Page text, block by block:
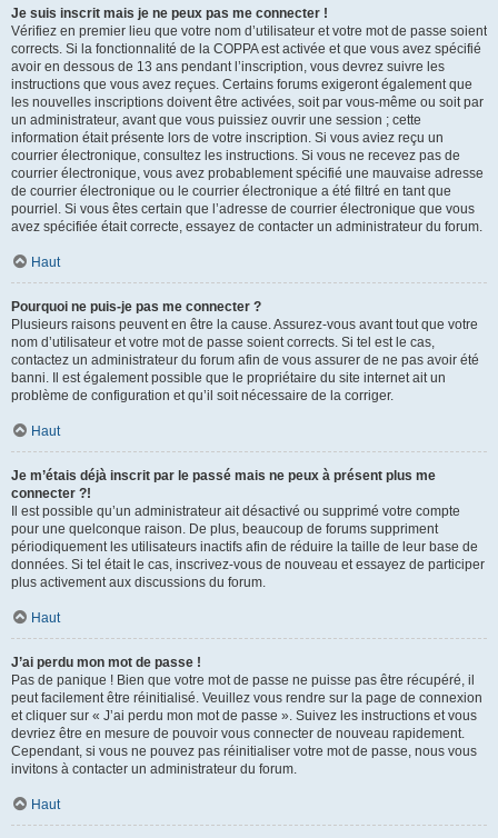
Je suis inscrit mais je ne peux pas me connecter !
Vérifiez en premier lieu que votre nom d’utilisateur et votre mot de passe soient
corrects. Si la fonctionnalité de la COPPA est activée et que vous avez spécifié
avoir en dessous de 13 ans pendant l’inscription, vous devrez suivre les
instructions que vous avez reçues. Certains forums exigeront également que
les nouvelles inscriptions doivent être activées, soit par vous-même ou soit par
un administrateur, avant que vous puissiez ouvrir une session ; cette
information était présente lors de votre inscription. Si vous aviez reçu un
courrier électronique, consultez les instructions. Si vous ne recevez pas de
courrier électronique, vous avez probablement spécifié une mauvaise adresse
de courrier électronique ou le courrier électronique a été filtré en tant que
pourriel. Si vous êtes certain que l’adresse de courrier électronique que vous
avez spécifiée était correcte, essayez de contacter un administrateur du forum.
Haut
Pourquoi ne puis-je pas me connecter ?
Plusieurs raisons peuvent en être la cause. Assurez-vous avant tout que votre
nom d’utilisateur et votre mot de passe soient corrects. Si tel est le cas,
contactez un administrateur du forum afin de vous assurer de ne pas avoir été
banni. Il est également possible que le propriétaire du site internet ait un
problème de configuration et qu’il soit nécessaire de la corriger.
Haut
Je m’étais déjà inscrit par le passé mais ne peux à présent plus me
connecter ?!
Il est possible qu’un administrateur ait désactivé ou supprimé votre compte
pour une quelconque raison. De plus, beaucoup de forums suppriment
périodiquement les utilisateurs inactifs afin de réduire la taille de leur base de
données. Si tel était le cas, inscrivez-vous de nouveau et essayez de participer
plus activement aux discussions du forum.
Haut
J’ai perdu mon mot de passe !
Pas de panique ! Bien que votre mot de passe ne puisse pas être récupéré, il
peut facilement être réinitialisé. Veuillez vous rendre sur la page de connexion
et cliquer sur « J’ai perdu mon mot de passe ». Suivez les instructions et vous
devriez être en mesure de pouvoir vous connecter de nouveau rapidement.
Cependant, si vous ne pouvez pas réinitialiser votre mot de passe, nous vous
invitons à contacter un administrateur du forum.
Haut